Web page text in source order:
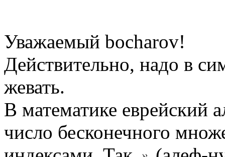
Уважаемый bocharov!
Действительно, надо в
жевать.
В математике еврейский
число бесконечного